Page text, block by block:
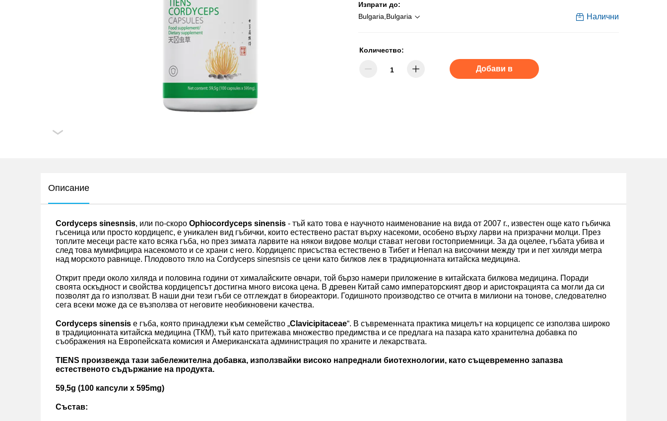
Изпрати до:
Bulgaria,Bulgaria
Налични
Количество:
Добави в
Описание
Cordyceps sinesnsis, или по-скоро Ophiocordyceps sinensis - тъй като това е научното наименование на вида от 2007 г., известен още като гъбичка
гъсеница или просто кордицепс, е уникален вид гъбички, които естествено растат върху насекоми, особено върху ларви на призрачни молци. През
топлите месеци расте като всяка гъба, но през зимата ларвите на някои видове молци стават негови гостоприемници. За да оцелее, гъбата убива и
след това мумифицира насекомото и се храни с него. Кордицепс присъства естествено в Тибет и Непал на височини между три и пет хиляди метра
над морското равнище. Плодовото тяло на Cordyceps sinesnsis се цени като билков лек в традиционната китайска медицина.
Открит преди около хиляда и половина години от хималайските овчари, той бързо намери приложение в китайската билкова медицина. Поради
своята оскъдност и свойства кордицепсът достигна много висока цена. В древен Китай само императорският двор и аристокрацията са могли да си
позволят да го използват. В наши дни тези гъби се отглеждат в биореактори. Годишното производство се отчита в милиони на тонове, следователно
сега всеки може да се възползва от неговите необикновени качества.
Cordyceps sinensis е гъба, която принадлежи към семейство „Clavicipitaceae“. В съвременната практика мицелът на корцицепс се използва широко
в традиционната китайска медицина (ТКМ), тъй като притежава множество предимства и се предлага на пазара като хранителна добавка по
съображения на Европейската комисия и Американската администрация по храните и лекарствата.
TIENS произвежда тази забележителна добавка, използвайки високо напреднали биотехнологии, като същевременно запазва
естественото съдържание на продукта.
59,5g (100 капсули x 595mg)
Състав: